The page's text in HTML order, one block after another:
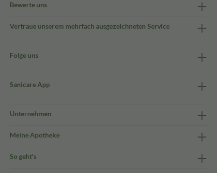
Bewerte uns
Vertraue unserem mehrfach ausgezeichneten Service
Folge uns
Sanicare App
Unternehmen
Meine Apotheke
So geht's